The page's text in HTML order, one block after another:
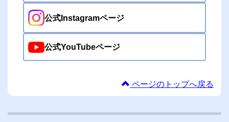
公式Instagramページ
公式YouTubeページ
ページのトップへ戻る